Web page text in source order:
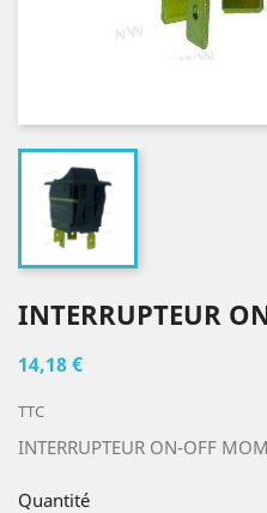
INTERRUPTEUR
14,18 €
TTC
INTERRUPTEUR ON-OFF MOM
Quantité